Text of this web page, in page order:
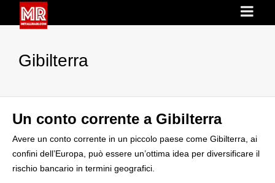
Gibilterra
Un conto corrente a Gibilterra
Avere un conto corrente in un piccolo paese come Gibilterra, ai
confini dell’Europa, può essere un’ottima idea per diversificare il
rischio bancario in termini geografici.